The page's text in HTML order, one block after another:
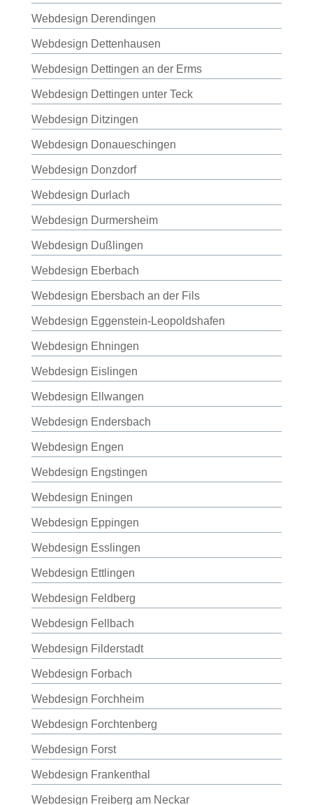
Webdesign Derendingen
Webdesign Dettenhausen
Webdesign Dettingen an der Erms
Webdesign Dettingen unter Teck
Webdesign Ditzingen
Webdesign Donaueschingen
Webdesign Donzdorf
Webdesign Durlach
Webdesign Durmersheim
Webdesign Dußlingen
Webdesign Eberbach
Webdesign Ebersbach an der Fils
Webdesign Eggenstein-Leopoldshafen
Webdesign Ehningen
Webdesign Eislingen
Webdesign Ellwangen
Webdesign Endersbach
Webdesign Engen
Webdesign Engstingen
Webdesign Eningen
Webdesign Eppingen
Webdesign Esslingen
Webdesign Ettlingen
Webdesign Feldberg
Webdesign Fellbach
Webdesign Filderstadt
Webdesign Forbach
Webdesign Forchheim
Webdesign Forchtenberg
Webdesign Forst
Webdesign Frankenthal
Webdesign Freiberg am Neckar